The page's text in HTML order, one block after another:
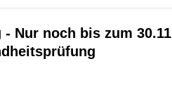
- Nur noch bis zum